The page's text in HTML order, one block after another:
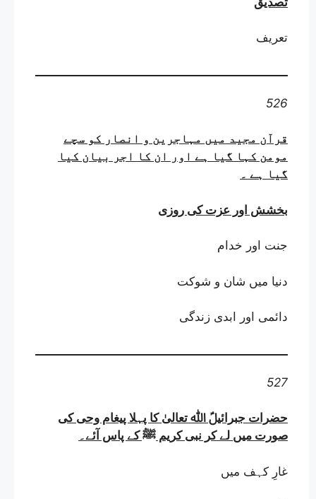
تعریف
526
قرآن مجید میں مہاجرین و انصار کو سچے
مومن کہا گیا ہے اور ان کا اجر بیان کیا
گیا ہے ۔
بخشش اور عزت کی روزی
جنت اور خدام
دنیا میں شان و شوکت
دائمی اور ابدی زندگی
527
حضرات جبرائیلؑ ﷲ تعالیٰ کا پہلا پیغام وحی کی
صورت میں لے کر نبی کریم ﷺ کے پاس آئے۔
غارِ کہف میں